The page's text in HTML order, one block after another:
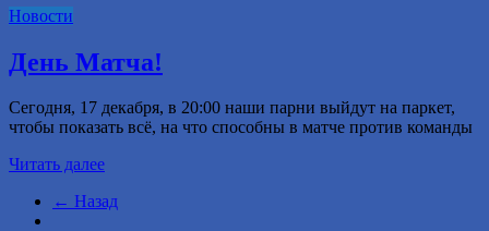
Новости
День Матча!
Сегодня, 17 декабря, в 20:00 наши парни выйдут на паркет,
чтобы показать всё, на что способны в матче против команды
Читать далее
← Назад